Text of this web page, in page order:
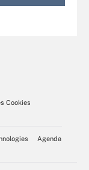
Cookies
Agenda